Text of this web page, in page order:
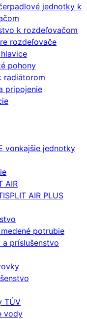
jednotky k
k rozdeľovačom
rozdeľovače
pohony
radiátorom
pripojenie
vonkajšie jednotky
AIR
AIR PLUS
potrubie
príslušenstvo
TÚV
vody